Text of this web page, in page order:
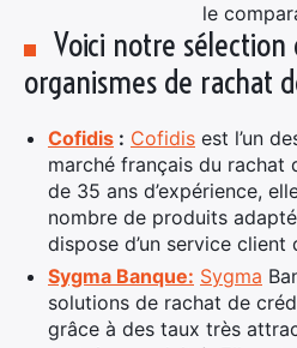
le
Voici notre sélection
organismes de rachat
Cofidis : Cofidis est l’un
marché français du rachat
de 35 ans d’expérience,
nombre de produits
dispose d’un service client
Sygma Banque: Sygma
solutions de rachat de
grâce à des taux très